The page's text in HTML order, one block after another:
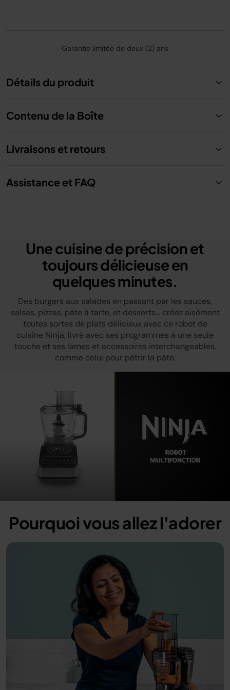
Garantie limitée de deux (2) ans
Détails du produit
Contenu de la Boîte
Livraisons et retours
Assistance et FAQ
Une cuisine de précision et
toujours délicieuse en
quelques minutes.
Des burgers aux salades en passant par les sauces,
salsas, pizzas, pâte à tarte, et desserts… créez aisément
toutes sortes de plats délicieux avec ce robot de
cuisine Ninja, livré avec ses programmes à une seule
touche et ses lames et accessoires interchangeables,
comme celui pour pétrir la pâte.
Pourquoi vous allez l'adorer